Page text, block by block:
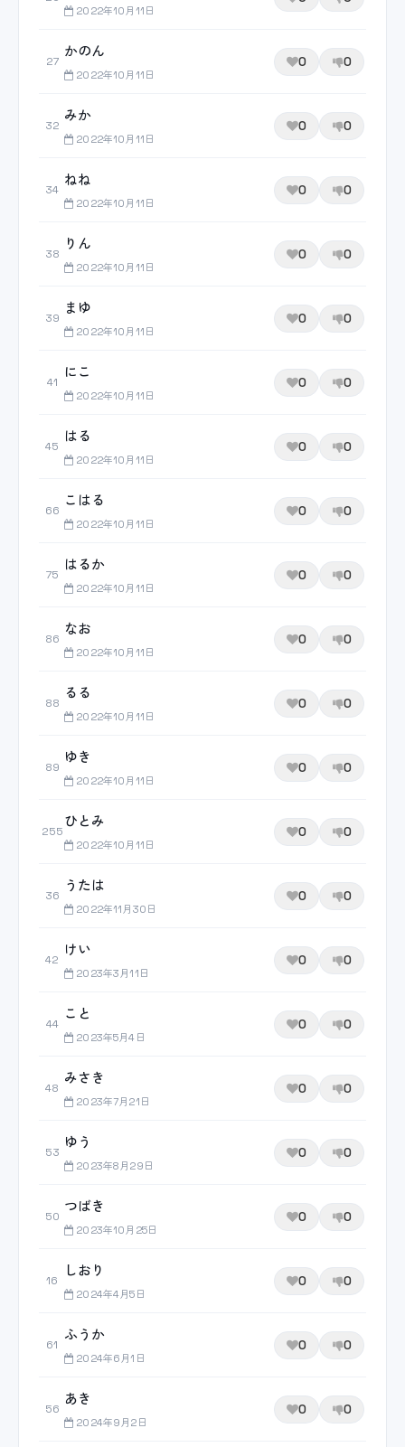
2022年10月11日
27
かのん
2022年10月11日
0 0
32
みか
2022年10月11日
0 0
34
ねね
2022年10月11日
0 0
38
りん
2022年10月11日
0 0
39
まゆ
2022年10月11日
0 0
41
にこ
2022年10月11日
0 0
45
はる
2022年10月11日
0 0
66
こはる
2022年10月11日
0 0
75
はるか
2022年10月11日
0 0
86
なお
2022年10月11日
0 0
88
るる
2022年10月11日
0 0
89
ゆき
2022年10月11日
0 0
255
ひとみ
2022年10月11日
0 0
36
うたは
2022年11月30日
0 0
42
けい
2023年3月11日
0 0
44
こと
2023年5月4日
0 0
48
みさき
2023年7月21日
0 0
53
ゆう
2023年8月29日
0 0
50
つばき
2023年10月25日
0 0
16
しおり
2024年4月5日
0 0
61
ふうか
2024年6月1日
0 0
56
あき
2024年9月2日
0 0